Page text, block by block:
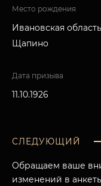
Место рождения
Ивановская
Щапино
Дата призыва
11.10.1926
СЛЕДУЮЩИЙ
Обращаем ваше
изменений в